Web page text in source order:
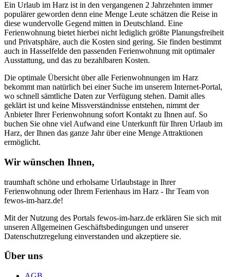
Ein Urlaub im Harz ist in den vergangenen 2 Jahrzehnten immer
populärer geworden denn eine Menge Leute schätzen die Reise in
diese wundervolle Gegend mitten in Deutschland. Eine
Ferienwohnung bietet hierbei nicht lediglich größte Planungsfreiheit
und Privatsphäre, auch die Kosten sind gering. Sie finden bestimmt
auch in Hasselfelde den passenden Ferienwohnung mit optimaler
Ausstattung, und das zu bezahlbaren Kosten.
Die optimale Übersicht über alle Ferienwohnungen im Harz
bekommt man natürlich bei einer Suche im unserem Internet-Portal,
wo schnell sämtliche Daten zur Verfügung stehen. Damit alles
geklärt ist und keine Missverständnisse entstehen, nimmt der
Anbieter Ihrer Ferienwohnung sofort Kontakt zu Ihnen auf. So
buchen Sie ohne viel Aufwand eine Unterkunft für Ihren Urlaub im
Harz, der Ihnen das ganze Jahr über eine Menge Attraktionen
ermöglicht.
Wir wünschen Ihnen,
traumhaft schöne und erholsame Urlaubstage in Ihrer
Ferienwohnung oder Ihrem Ferienhaus im Harz - Ihr Team von
fewos-im-harz.de!
Mit der Nutzung des Portals fewos-im-harz.de erklären Sie sich mit
unseren Allgemeinen Geschäftsbedingungen und unserer
Datenschutzregelung einverstanden und akzeptiere sie.
Über uns